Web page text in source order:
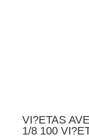
VI?ETAS
1/8 100